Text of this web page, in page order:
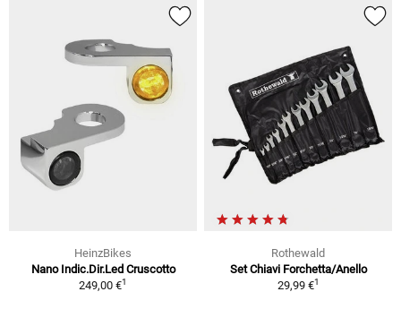
HeinzBikes
Nano Indic.Dir.Led Cruscotto
249,00 €1
Rothewald
Set Chiavi Forchetta/Anello
29,99 €1